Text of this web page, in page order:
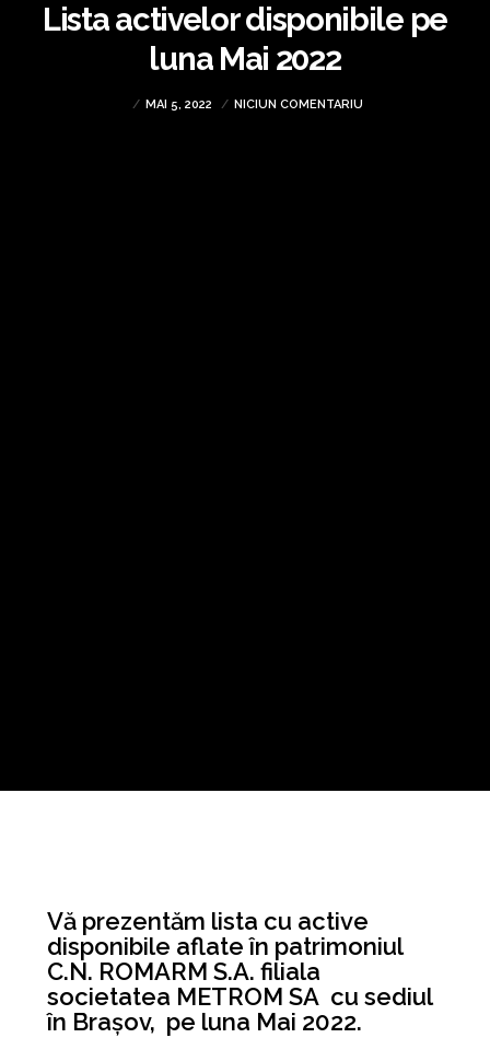
Lista activelor disponibile pe
luna Mai 2022
MAI 5, 2022 NICIUN COMENTARIU
Vă prezentăm lista cu active
disponibile aflate în patrimoniul
C.N. ROMARM S.A. filiala
societatea METROM SA cu sediul
în Brașov, pe luna Mai 2022.